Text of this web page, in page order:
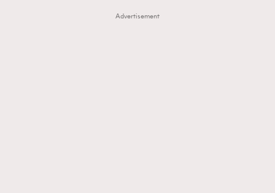
Advertisement